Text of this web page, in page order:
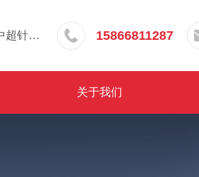
山东省青岛市城阳区上马工业园青岛中超针织有限公司院内东办公楼三层 15866811287
关于我们